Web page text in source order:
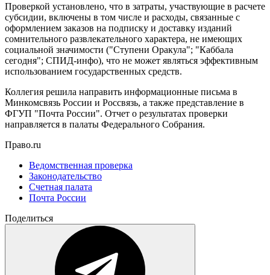
Проверкой установлено, что в затраты, участвующие в расчете
субсидии, включены в том числе и расходы, связанные с
оформлением заказов на подписку и доставку изданий
сомнительного развлекательного характера, не имеющих
социальной значимости ("Ступени Оракула"; "Каббала
сегодня"; СПИД-инфо), что не может являться эффективным
использованием государственных средств.
Коллегия решила направить информационные письма в
Минкомсвязь России и Россвязь, а также представление в
ФГУП "Почта России". Отчет о результатах проверки
направляется в палаты Федерального Собрания.
Право.ru
Ведомственная проверка
Законодательство
Счетная палата
Почта России
Поделиться